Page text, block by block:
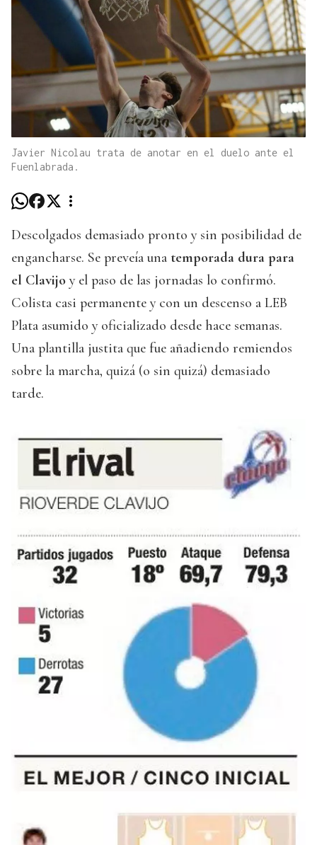
Javier Nicolau trata de anotar en el duelo ante el
Fuenlabrada.
Descolgados demasiado pronto y sin posibilidad de
engancharse. Se preveía una temporada dura para
el Clavijo y el paso de las jornadas lo confirmó.
Colista casi permanente y con un descenso a LEB
Plata asumido y oficializado desde hace semanas.
Una plantilla justita que fue añadiendo remiendos
sobre la marcha, quizá (o sin quizá) demasiado
tarde.